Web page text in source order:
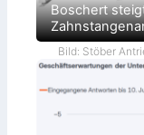
Boschert
Bild: Stöber